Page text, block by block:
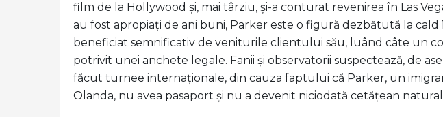
film de la Hollywood și, mai târziu, și-a conturat revenirea în Las
au fost apropiați de ani buni, Parker este o figură dezbătută la cald
beneficiat semnificativ de veniturile clientului său, luând câte un
potrivit unei anchete legale. Fanii și observatorii suspectează, de
făcut turnee internaționale, din cauza faptului că Parker, un
Olanda, nu avea pasaport și nu a devenit niciodată cetățean